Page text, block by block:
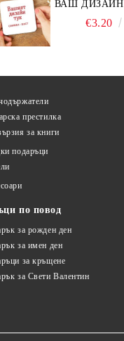
ВАШ ДИЗАЙН
€3.20
престилка
за книги
подаръци
по повод
за рожден ден
за имен ден
за кръщене
за Свети Валентин